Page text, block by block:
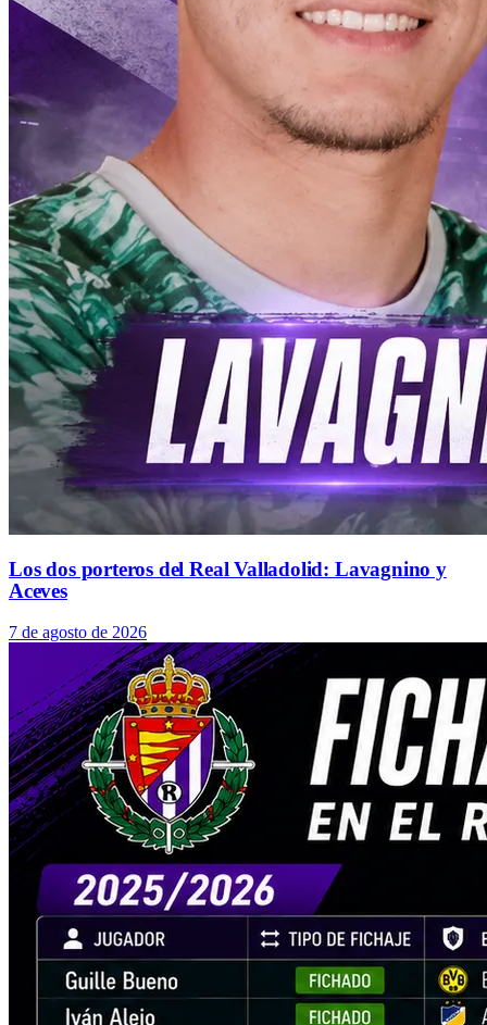
Los dos porteros del Real Valladolid: Lavagnino y
Aceves
7 de agosto de 2026